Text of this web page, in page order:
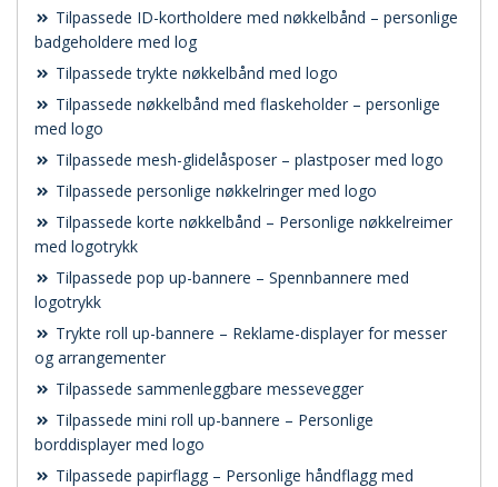
Tilpassede ID-kortholdere med nøkkelbånd – personlige
badgeholdere med log
Tilpassede trykte nøkkelbånd med logo
Tilpassede nøkkelbånd med flaskeholder – personlige
med logo
Tilpassede mesh-glidelåsposer – plastposer med logo
Tilpassede personlige nøkkelringer med logo
Tilpassede korte nøkkelbånd – Personlige nøkkelreimer
med logotrykk
Tilpassede pop up-bannere – Spennbannere med
logotrykk
Trykte roll up-bannere – Reklame-displayer for messer
og arrangementer
Tilpassede sammenleggbare messevegger
Tilpassede mini roll up-bannere – Personlige
borddisplayer med logo
Tilpassede papirflagg – Personlige håndflagg med